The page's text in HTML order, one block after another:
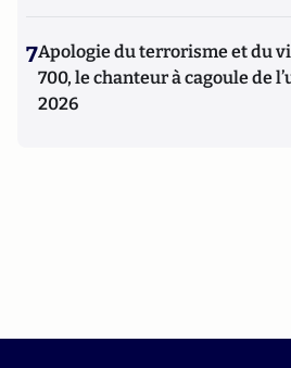
7Apologie du terrorisme et du
700, le chanteur à cagoule de
2026